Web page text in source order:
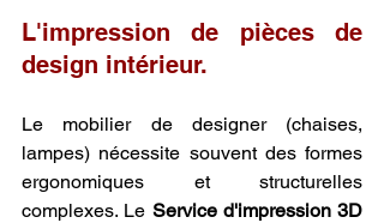
L'impression de pièces de
design intérieur.
Le mobilier de designer (chaises,
lampes) nécessite souvent des formes
ergonomiques et structurelles
complexes. Le Service d'impression 3D